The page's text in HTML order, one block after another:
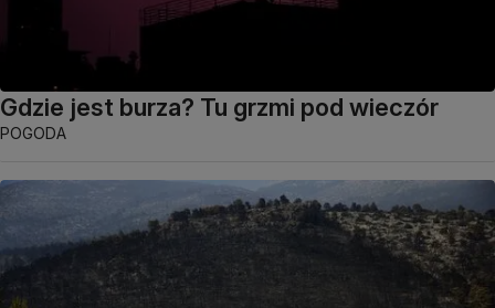
Gdzie jest burza? Tu grzmi pod wieczór
POGODA